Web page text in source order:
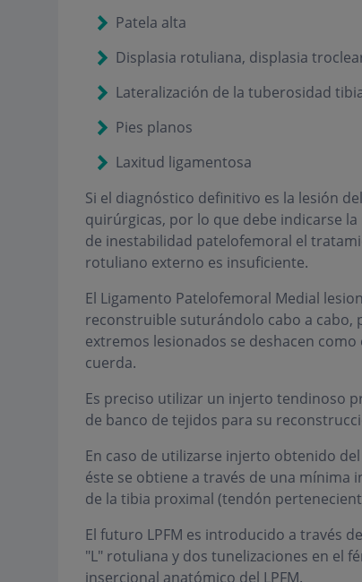
Patela alta
Displasia rotuliana, displasia
Lateralización de la tuberosidad
Pies planos
Laxitud ligamentosa
Si el diagnóstico definitivo es la lesión
quirúrgicas, por lo que debe indicarse
de inestabilidad patelofemoral el
rotuliano externo es insuficiente.
El Ligamento Patelofemoral Medial
reconstruible suturándolo cabo a cabo,
extremos lesionados se deshacen
cuerda.
Es preciso utilizar un injerto tendinoso
de banco de tejidos para su
En caso de utilizarse injerto obtenido
éste se obtiene a través de una mínima
de la tibia proximal (tendón
El futuro LPFM es introducido a través
"L" rotuliana y dos tunelizaciones en el
insercional anatómico del LPFM.